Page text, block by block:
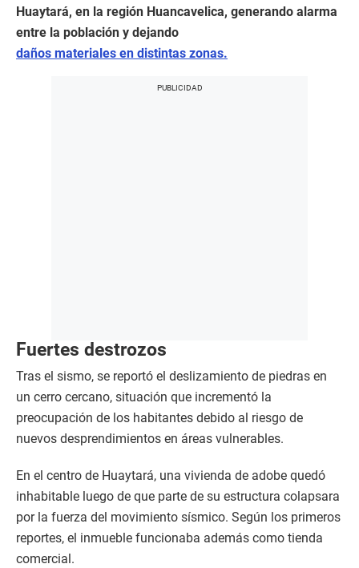
Huaytará, en la región Huancavelica, generando alarma
entre la población y dejando
daños materiales en distintas zonas.
Fuertes destrozos
Tras el sismo, se reportó el deslizamiento de piedras en
un cerro cercano, situación que incrementó la
preocupación de los habitantes debido al riesgo de
nuevos desprendimientos en áreas vulnerables.
En el centro de Huaytará, una vivienda de adobe quedó
inhabitable luego de que parte de su estructura colapsara
por la fuerza del movimiento sísmico. Según los primeros
reportes, el inmueble funcionaba además como tienda
comercial.